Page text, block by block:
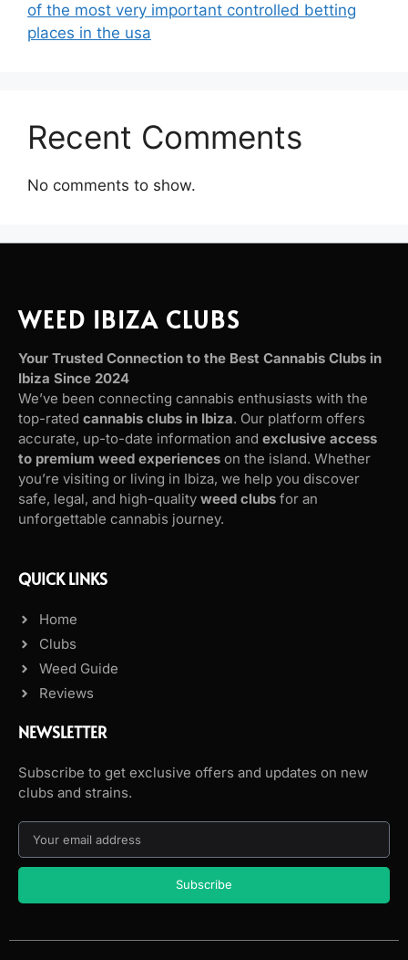
of the most very important controlled betting
places in the usa
Recent Comments
No comments to show.
WEED IBIZA CLUBS
Your Trusted Connection to the Best Cannabis Clubs in
Ibiza Since 2024
We’ve been connecting cannabis enthusiasts with the
top-rated cannabis clubs in Ibiza. Our platform offers
accurate, up-to-date information and exclusive access
to premium weed experiences on the island. Whether
you’re visiting or living in Ibiza, we help you discover
safe, legal, and high-quality weed clubs for an
unforgettable cannabis journey.
QUICK LINKS
Home
Clubs
Weed Guide
Reviews
NEWSLETTER
Subscribe to get exclusive offers and updates on new
clubs and strains.
Subscribe